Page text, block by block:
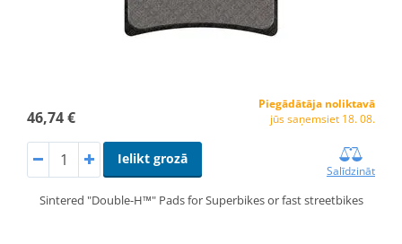
46,74 €
Piegādātāja noliktavā
jūs saņemsiet 18. 08.
Ielikt grozā
Salīdzināt
Sintered "Double-H™" Pads for Superbikes or fast streetbikes